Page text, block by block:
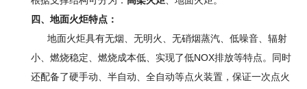
四、地面火炬特点：
地面火炬具有无烟、无明火、无硝烟蒸汽、低噪音、辐射
小、燃烧稳定、燃烧成本低、实现了低NOX排放等特点。同时
还配备了硬手动、半自动、全自动等点火装置，保证一次点火